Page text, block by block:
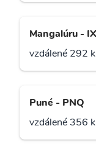
Mangalúru -
vzdálené 292
Puné - PNQ
vzdálené 356